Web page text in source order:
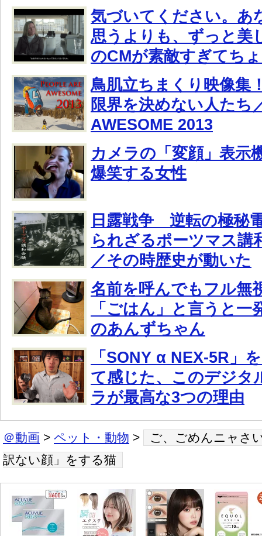
気づいてください。あ
思うよりも、ずっと美
のCMが素敵すぎてち
鳥肌立ちまくり映像集
限界を決めない人たち
AWESOME 2013
カメラの「変顔」表示
爆笑する女性
日露戦争 逆転の極秘
られざるポーツマス講
／その時歴史が動いた
名前を呼んでもフル無
「ごはん」と言うと一
のあんずちゃん
「SONY α NEX-5R」
て感じた、このデジタ
ラが最高な3つの理由
＠動画 > ペット・動物 >
ご、ごめんニャさ
訳ない顔」をする猫